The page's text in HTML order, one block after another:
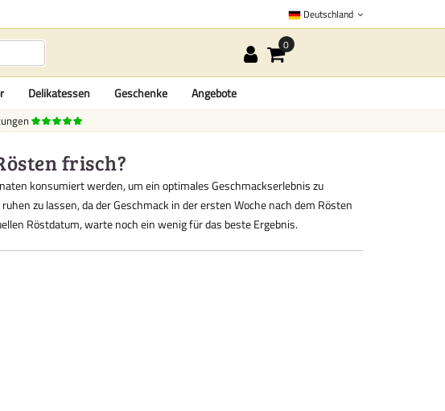
Deutschland
Delikatessen Geschenke Angebote
frisch?
konsumiert werden, um ein optimales Geschmackserlebnis zu
zu lassen, da der Geschmack in der ersten Woche nach dem Rösten
Röstdatum, warte noch ein wenig für das beste Ergebnis.